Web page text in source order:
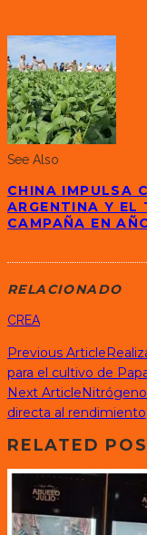
See Also
CHINA IMPULSA
ARGENTINA Y EL
CAMPAÑA EN
RELACIONADO
CREA
Previous Article
para el cultivo de
Next Article
directa al rendimiento
RELATED